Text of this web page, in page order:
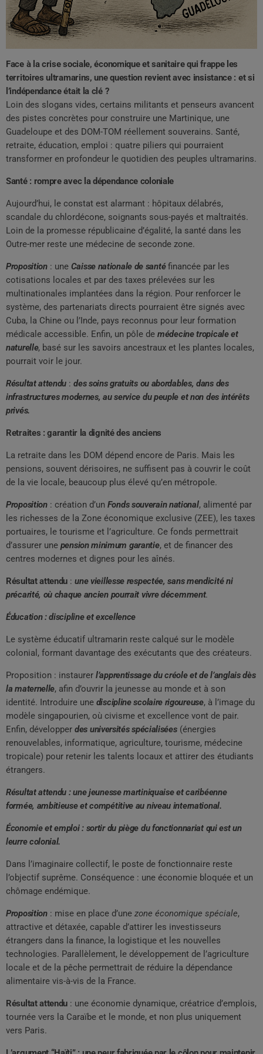
Face à la crise sociale, économique et sanitaire qui frappe les
territoires ultramarins, une question revient avec insistance : et si
l’indépendance était la clé ?
Loin des slogans vides, certains militants et penseurs avancent
des pistes concrètes pour construire une Martinique, une
Guadeloupe et des DOM-TOM réellement souverains. Santé,
retraite, éducation, emploi : quatre piliers qui pourraient
transformer en profondeur le quotidien des peuples ultramarins.
Santé : rompre avec la dépendance coloniale
Aujourd’hui, le constat est alarmant : hôpitaux délabrés,
scandale du chlordécone, soignants sous-payés et maltraités.
Loin de la promesse républicaine d’égalité, la santé dans les
Outre-mer reste une médecine de seconde zone.
Proposition: une Caisse nationale de santéfinancée par les
cotisations locales et par des taxes prélevées sur les
multinationales implantées dans la région. Pour renforcer le
système, des partenariats directs pourraient être signés avec
Cuba, la Chine ou l’Inde, pays reconnus pour leur formation
médicale accessible. Enfin, un pôle de médecine tropicale et
naturelle, basé sur les savoirs ancestraux et les plantes locales,
pourrait voir le jour.
Résultat attendu :des soins gratuits ou abordables, dans des
infrastructures modernes, au service du peuple et non des intérêts
privés.
Retraites : garantir la dignité des anciens
La retraite dans les DOM dépend encore de Paris. Mais les
pensions, souvent dérisoires, ne suffisent pas à couvrir le coût
de la vie locale, beaucoup plus élevé qu’en métropole.
Proposition: création d’un Fonds souverain national, alimenté par
les richesses de la Zone économique exclusive (ZEE), les taxes
portuaires, le tourisme et l’agriculture. Ce fonds permettrait
d’assurer une pension minimum garantie, et de financer des
centres modernes et dignes pour les aînés.
Résultat attendu :une vieillesse respectée, sans mendicité ni
précarité, où chaque ancien pourrait vivre décemment.
Éducation : discipline et excellence
Le système éducatif ultramarin reste calqué sur le modèle
colonial, formant davantage des exécutants que des créateurs.
Proposition : instaurer l’apprentissage du créole et de l’anglais dès
la maternelle, afin d’ouvrir la jeunesse au monde et à son
identité. Introduire une discipline scolaire rigoureuse, à l’image du
modèle singapourien, où civisme et excellence vont de pair.
Enfin, développer des universités spécialisées(énergies
renouvelables, informatique, agriculture, tourisme, médecine
tropicale) pour retenir les talents locaux et attirer des étudiants
étrangers.
Résultat attendu : une jeunesse martiniquaise et caribéenne
formée, ambitieuse et compétitive au niveau international.
Économie et emploi : sortir du piège du fonctionnariat qui est un
leurre colonial.
Dans l’imaginaire collectif, le poste de fonctionnaire reste
l’objectif suprême. Conséquence : une économie bloquée et un
chômage endémique.
Proposition: mise en place d’unezone économique spéciale,
attractive et détaxée, capable d’attirer les investisseurs
étrangers dans la finance, la logistique et les nouvelles
technologies. Parallèlement, le développement de l’agriculture
locale et de la pêche permettrait de réduire la dépendance
alimentaire vis-à-vis de la France.
Résultat attendu : une économie dynamique, créatrice d’emplois,
tournée vers la Caraïbe et le monde, et non plus uniquement
vers Paris.